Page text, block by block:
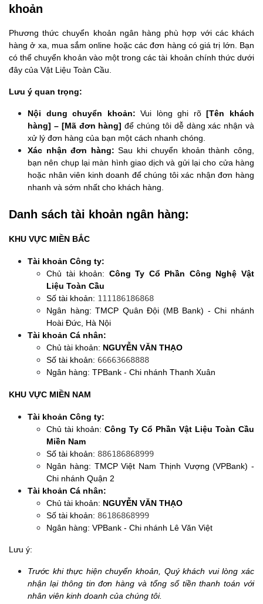
khoản
Phương thức chuyển khoản ngân hàng phù hợp với các khách
hàng ở xa, mua sắm online hoặc các đơn hàng có giá trị lớn. Bạn
có thể chuyển khoản vào một trong các tài khoản chính thức dưới
đây của Vật Liệu Toàn Cầu.
Lưu ý quan trọng:
Nội dung chuyển khoản: Vui lòng ghi rõ [Tên khách
hàng] – [Mã đơn hàng] để chúng tôi dễ dàng xác nhận và
xử lý đơn hàng của bạn một cách nhanh chóng.
Xác nhận đơn hàng: Sau khi chuyển khoản thành công,
bạn nên chụp lại màn hình giao dịch và gửi lại cho cửa hàng
hoặc nhân viên kinh doanh để chúng tôi xác nhận đơn hàng
nhanh và sớm nhất cho khách hàng.
Danh sách tài khoản ngân hàng:
KHU VỰC MIỀN BẮC
Tài khoản Công ty:
Chủ tài khoản: Công Ty Cổ Phần Công Nghệ Vật
Liệu Toàn Cầu
Số tài khoản: 111186186868
Ngân hàng: TMCP Quân Đội (MB Bank) - Chi nhánh
Hoài Đức, Hà Nội
Tài khoản Cá nhân:
Chủ tài khoản: NGUYỄN VĂN THẠO
Số tài khoản: 66663668888
Ngân hàng: TPBank - Chi nhánh Thanh Xuân
KHU VỰC MIỀN NAM
Tài khoản Công ty:
Chủ tài khoản: Công Ty Cổ Phần Vật Liệu Toàn Cầu
Miền Nam
Số tài khoản: 886186868999
Ngân hàng: TMCP Việt Nam Thịnh Vượng (VPBank) -
Chi nhánh Quận 2
Tài khoản Cá nhân:
Chủ tài khoản: NGUYỄN VĂN THẠO
Số tài khoản: 86186868999
Ngân hàng: VPBank - Chi nhánh Lê Văn Việt
Lưu ý:
Trước khi thực hiện chuyển khoản, Quý khách vui lòng xác
nhận lại thông tin đơn hàng và tổng số tiền thanh toán với
nhân viên kinh doanh của chúng tôi.